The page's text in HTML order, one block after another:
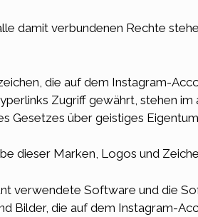
damit verbundenen Rechte
die auf dem Instagram-
Zugriff gewährt, stehen im
Gesetzes über geistiges
dieser Marken, Logos und
verwendete Software und die
Bilder, die auf dem Instagram-